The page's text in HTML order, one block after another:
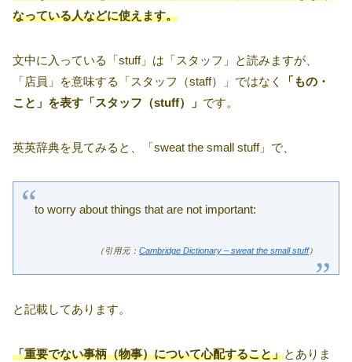
なっている人などに使えます。
文中に入っている「stuff」は「スタッフ」と読みますが、
「店員」を意味する「スタッフ（staff）」ではなく
「もの・
こと」を表す「スタッフ（stuff）」 です。
英英辞典を見てみると、「sweat the small stuff」で、
to worry about things that are not important:
（引用元： Cambridge Dictionary – sweat the small stuff）
と記載してあります。
「重要でない事柄（物事）について心配すること」とありま